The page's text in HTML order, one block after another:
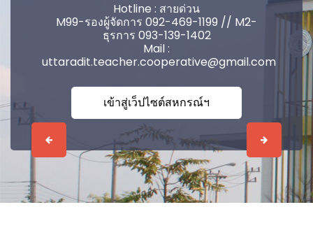
Previous Next
Hotline : สายด่วน
M99-รองผู้จัดการ 092-469-1199 // M2-
ธุรการ 093-139-1402
Mail :
uttaradit.teacher.cooperative@gmail.com
เข้าสู่เว็ปไซต์สหกรณ์ฯ